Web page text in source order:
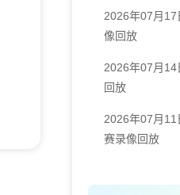
2026年07月17
像回放
2026年07月14
回放
2026年07月11
赛录像回放